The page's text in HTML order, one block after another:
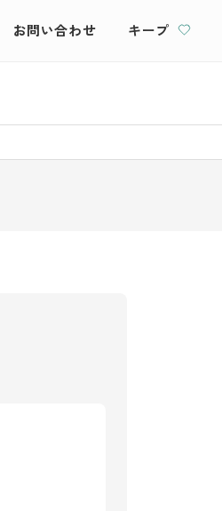
お問い合わせ キープ